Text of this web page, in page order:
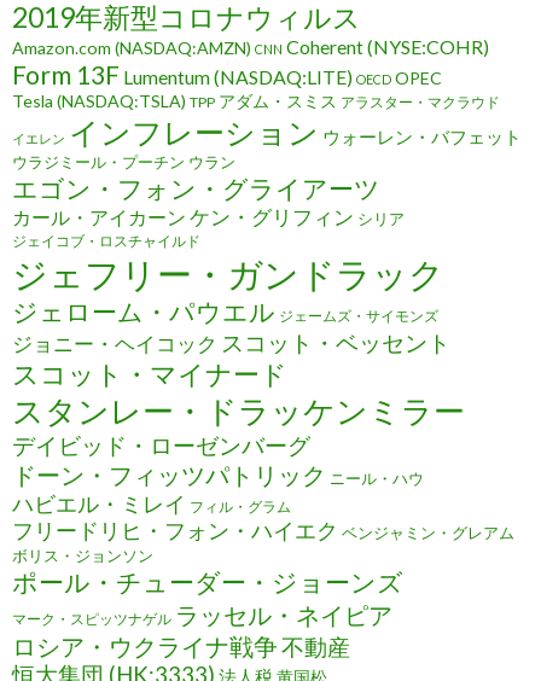
2019年新型コロナウィルス
Amazon.com (NASDAQ:AMZN) CNN Coherent (NYSE:COHR)
Form 13F Lumentum (NASDAQ:LITE) OECD OPEC
Tesla (NASDAQ:TSLA) TPP アダム・スミス アラスター・マクラウド
イエレン インフレーション ウォーレン・バフェット
ウラジミール・プーチン ウラン
エゴン・フォン・グライアーツ
カール・アイカーン ケン・グリフィン シリア
ジェイコブ・ロスチャイルド
ジェフリー・ガンドラック
ジェローム・パウエル ジェームズ・サイモンズ
ジョニー・ヘイコック スコット・ベッセント
スコット・マイナード
スタンレー・ドラッケンミラー
デイビッド・ローゼンバーグ
ドーン・フィッツパトリック ニール・ハウ
ハビエル・ミレイ フィル・グラム
フリードリヒ・フォン・ハイエク ベンジャミン・グレアム
ボリス・ジョンソン
ポール・チューダー・ジョーンズ
マーク・スピッツナゲル ラッセル・ネイピア
ロシア・ウクライナ戦争不動産
恒大集団 (HK:3333) 法人税黄国松